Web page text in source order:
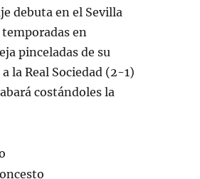
debuta en el Sevilla
en
pinceladas de su
la Real Sociedad (2-1)
costándoles la